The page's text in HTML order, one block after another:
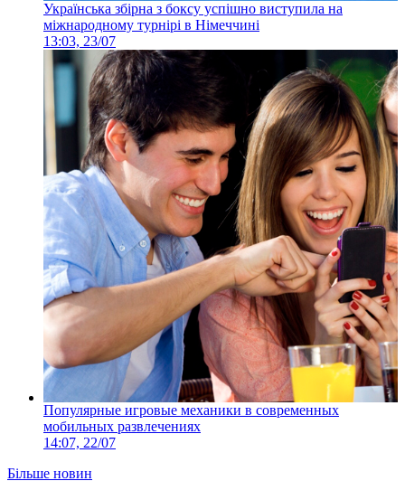
Українська збірна з боксу успішно виступила на
міжнародному турнірі в Німеччині
13:03, 23/07
Популярные игровые механики в современных
мобильных развлечениях
14:07, 22/07
Більше новин